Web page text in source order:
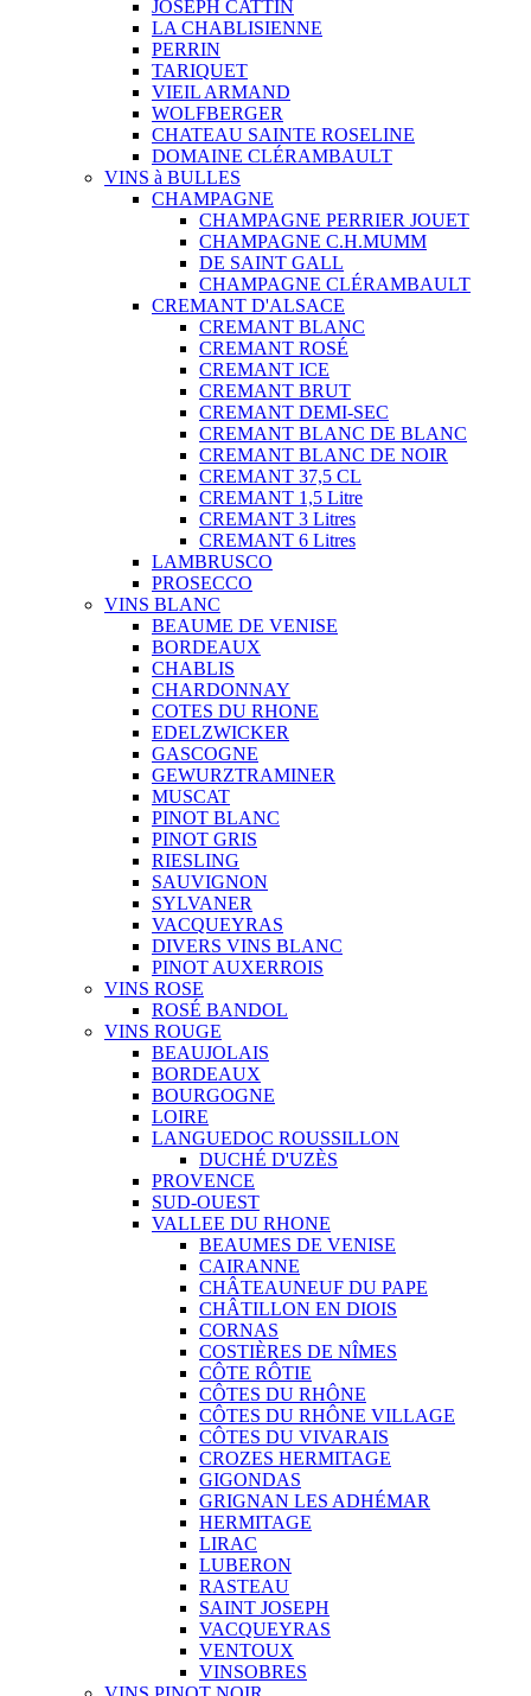
JOSEPH CATTIN
LA CHABLISIENNE
PERRIN
TARIQUET
VIEIL ARMAND
WOLFBERGER
CHATEAU SAINTE ROSELINE
DOMAINE CLÉRAMBAULT
VINS à BULLES
CHAMPAGNE
CHAMPAGNE PERRIER JOUET
CHAMPAGNE C.H.MUMM
DE SAINT GALL
CHAMPAGNE CLÉRAMBAULT
CREMANT D'ALSACE
CREMANT BLANC
CREMANT ROSÉ
CREMANT ICE
CREMANT BRUT
CREMANT DEMI-SEC
CREMANT BLANC DE BLANC
CREMANT BLANC DE NOIR
CREMANT 37,5 CL
CREMANT 1,5 Litre
CREMANT 3 Litres
CREMANT 6 Litres
LAMBRUSCO
PROSECCO
VINS BLANC
BEAUME DE VENISE
BORDEAUX
CHABLIS
CHARDONNAY
COTES DU RHONE
EDELZWICKER
GASCOGNE
GEWURZTRAMINER
MUSCAT
PINOT BLANC
PINOT GRIS
RIESLING
SAUVIGNON
SYLVANER
VACQUEYRAS
DIVERS VINS BLANC
PINOT AUXERROIS
VINS ROSE
ROSÉ BANDOL
VINS ROUGE
BEAUJOLAIS
BORDEAUX
BOURGOGNE
LOIRE
LANGUEDOC ROUSSILLON
DUCHÉ D'UZÈS
PROVENCE
SUD-OUEST
VALLEE DU RHONE
BEAUMES DE VENISE
CAIRANNE
CHÂTEAUNEUF DU PAPE
CHÂTILLON EN DIOIS
CORNAS
COSTIÈRES DE NÎMES
CÔTE RÔTIE
CÔTES DU RHÔNE
CÔTES DU RHÔNE VILLAGE
CÔTES DU VIVARAIS
CROZES HERMITAGE
GIGONDAS
GRIGNAN LES ADHÉMAR
HERMITAGE
LIRAC
LUBERON
RASTEAU
SAINT JOSEPH
VACQUEYRAS
VENTOUX
VINSOBRES